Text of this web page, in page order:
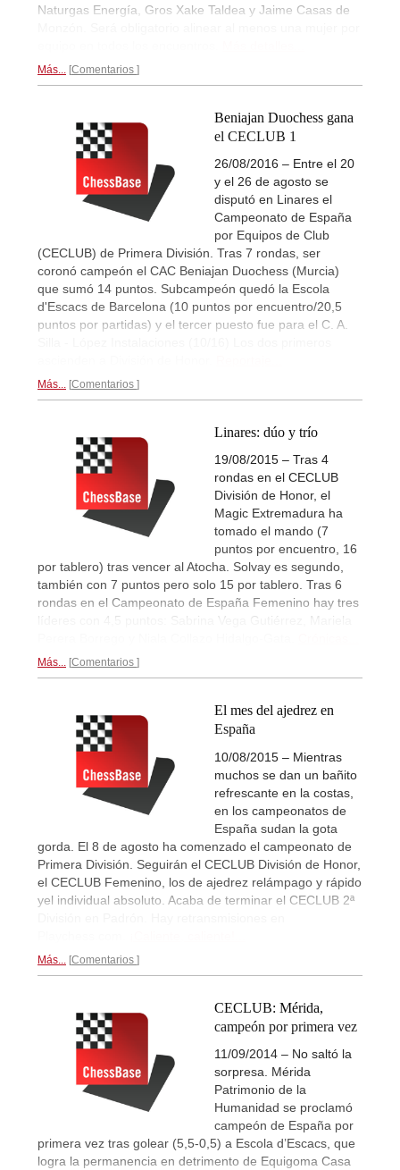
Naturgas Energía, Gros Xake Taldea y Jaime Casas de
Más... Comentarios
Beniajan Duochess gana
el CECLUB 1
26/08/2016 – Entre el 20
y el 26 de agosto se
disputó en Linares el
Campeonato de España
por Equipos de Club
(CECLUB) de Primera División. Tras 7 rondas, ser
coronó campeón el CAC Beniajan Duochess (Murcia)
que sumó 14 puntos. Subcampeón quedó la Escola
d'Escacs de Barcelona (10 puntos por encuentro/20,5
puntos por partidas) y el tercer puesto fue para el C. A.
Más... Comentarios
Linares: dúo y trío
19/08/2015 – Tras 4
rondas en el CECLUB
División de Honor, el
Magic Extremadura ha
tomado el mando (7
puntos por encuentro, 16
por tablero) tras vencer al Atocha. Solvay es segundo,
también con 7 puntos pero solo 15 por tablero. Tras 6
rondas en el Campeonato de España Femenino hay tres
líderes con 4,5 puntos: Sabrina Vega Gutiérrez, Mariela
Más... Comentarios
El mes del ajedrez en
España
10/08/2015 – Mientras
muchos se dan un bañito
refrescante en la costas,
en los campeonatos de
España sudan la gota
gorda. El 8 de agosto ha comenzado el campeonato de
Primera División. Seguirán el CECLUB División de Honor,
el CECLUB Femenino, los de ajedrez relámpago y rápido
yel individual absoluto. Acaba de terminar el CECLUB 2ª
Más... Comentarios
CECLUB: Mérida,
campeón por primera vez
11/09/2014 – No saltó la
sorpresa. Mérida
Patrimonio de la
Humanidad se proclamó
campeón de España por
primera vez tras golear (5,5-0,5) a Escola d’Escacs, que
logra la permanencia en detrimento de Equigoma Casa